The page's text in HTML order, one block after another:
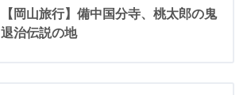
【岡山旅行】備中国分寺、桃太郎の鬼
退治伝説の地